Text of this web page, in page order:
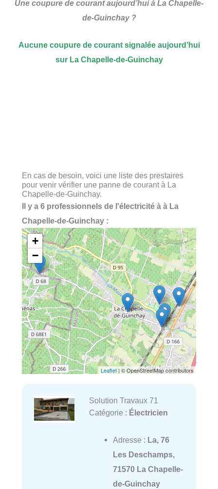
Une coupure de courant aujourd’hui à La Chapelle-
de-Guinchay ?
Aucune coupure de courant signalée aujourd’hui
sur La Chapelle-de-Guinchay
En cas de besoin, voici une liste des prestaires
pour venir vérifier une panne de courant à La
Chapelle-de-Guinchay.
Il y a 6 professionnels de l'électricité à à La
Chapelle-de-Guinchay :
+
−
Leaflet | © OpenStreetMap contributors
Solution Travaux 71
Catégorie : Électricien
Adresse : La, 76
Les Deschamps,
71570 La Chapelle-
de-Guinchay